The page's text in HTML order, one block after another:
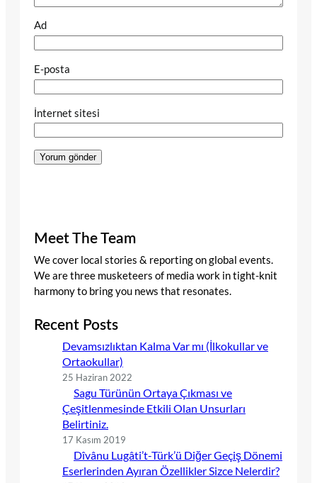
Ad
E-posta
İnternet sitesi
Meet The Team
We cover local stories & reporting on global events.
We are three musketeers of media work in tight-knit
harmony to bring you news that resonates.
Recent Posts
Devamsızlıktan Kalma Var mı (İlkokullar ve
Ortaokullar)
25 Haziran 2022
Sagu Türünün Ortaya Çıkması ve
Çeşitlenmesinde Etkili Olan Unsurları
Belirtiniz.
17 Kasım 2019
Dîvânu Lugâti’t-Türk’ü Diğer Geçiş Dönemi
Eserlerinden Ayıran Özellikler Sizce Nelerdir?